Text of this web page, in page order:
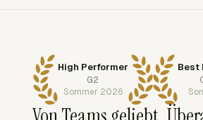
High Performer
G2
Sommer 2026
Best